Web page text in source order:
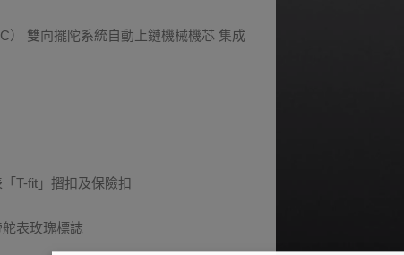
） 雙向擺陀系統自動上鏈機械機芯 集成
T-fit」摺扣及保險扣
表玫瑰標誌